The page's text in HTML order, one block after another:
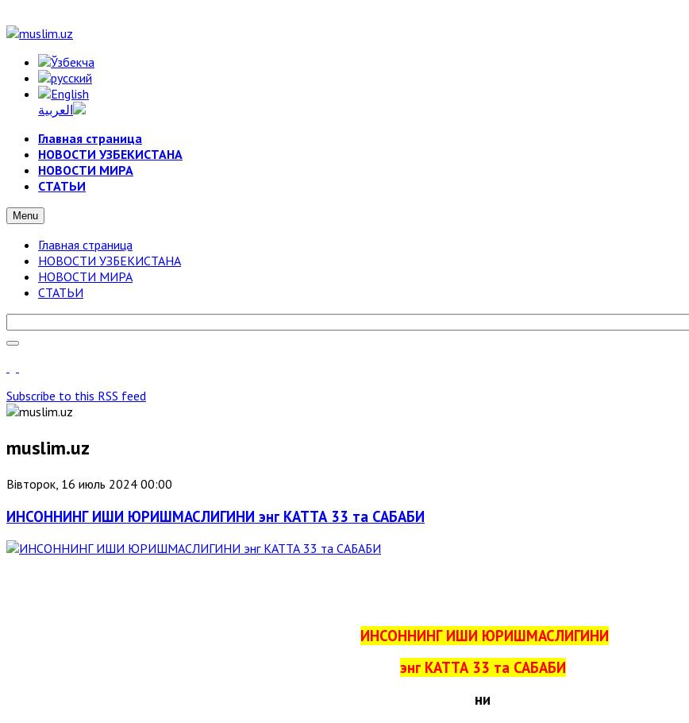
Главная страница
НОВОСТИ УЗБЕКИСТАНА
НОВОСТИ МИРА
СТАТЬИ
Menu
Главная страница
НОВОСТИ УЗБЕКИСТАНА
НОВОСТИ МИРА
СТАТЬИ
Subscribe to this RSS feed
muslim.uz
Вівторок, 16 июль 2024 00:00
ИНСОННИНГ ИШИ ЮРИШМАСЛИГИНИ энг КАТТА 33 та САБАБИ
ИНСОННИНГ ИШИ ЮРИШМАСЛИГИНИ
энг КАТТА 33 та САБАБИ
ни